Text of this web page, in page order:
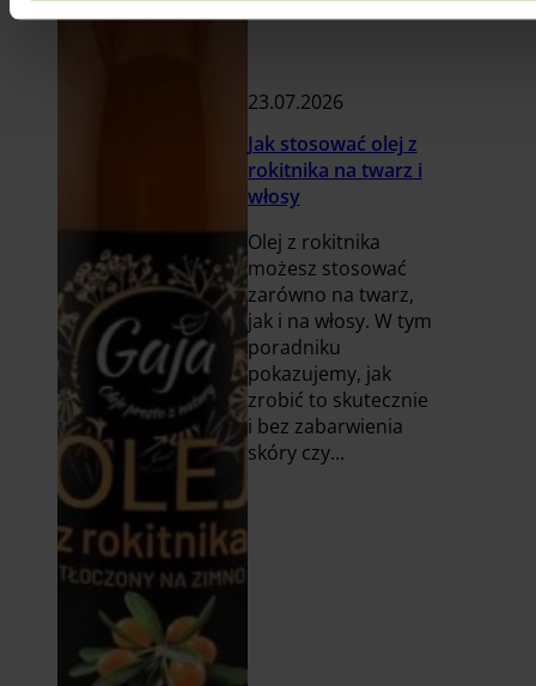
23.07.2026
Jak stosować olej z
rokitnika na twarz i
włosy
Olej z rokitnika
możesz stosować
zarówno na twarz,
jak i na włosy. W tym
poradniku
pokazujemy, jak
zrobić to skutecznie
i bez zabarwienia
skóry czy...